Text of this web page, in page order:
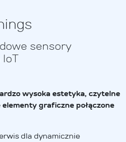
sensory
wysoka estetyka, czytelne
graficzne połączone
dla dynamicznie